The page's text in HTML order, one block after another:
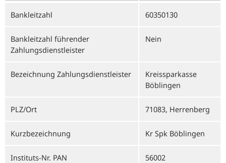
Bankleitzahl 60350130
Bankleitzahl führender
Zahlungsdienstleister
Nein
Bezeichnung Zahlungsdienstleister
Kreissparkasse
Böblingen
PLZ/Ort 71083, Herrenberg
Kurzbezeichnung Kr Spk Böblingen
Instituts-Nr. PAN 56002